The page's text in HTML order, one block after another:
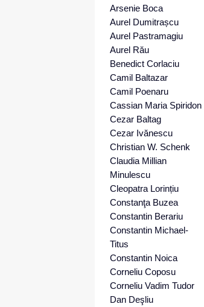
Arsenie Boca
Aurel Dumitrașcu
Aurel Pastramagiu
Aurel Rău
Benedict Corlaciu
Camil Baltazar
Camil Poenaru
Cassian Maria Spiridon
Cezar Baltag
Cezar Ivănescu
Christian W. Schenk
Claudia Millian
Minulescu
Cleopatra Lorințiu
Constanţa Buzea
Constantin Berariu
Constantin Michael-
Titus
Constantin Noica
Corneliu Coposu
Corneliu Vadim Tudor
Dan Deşliu